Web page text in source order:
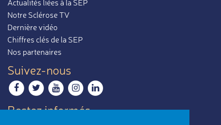
Actualités liées à la SEP
Notre Sclérose TV
Dernière vidéo
Chiffres clés de la SEP
Nos partenaires
Suivez-nous
Restez informés